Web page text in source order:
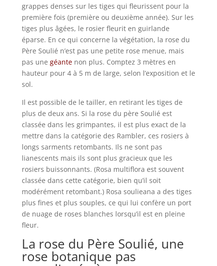
grappes denses sur les tiges qui fleurissent pour la
première fois (première ou deuxième année). Sur les
tiges plus âgées, le rosier fleurit en guirlande
éparse. En ce qui concerne la végétation, la rose du
Père Soulié n’est pas une petite rose menue, mais
pas une géantenon plus. Comptez 3 mètres en
hauteur pour 4 à 5 m de large, selon l’exposition et le
sol.
Il est possible de le tailler, en retirant les tiges de
plus de deux ans. Si la rose du père Soulié est
classée dans les grimpantes, il est plus exact de la
mettre dans la catégorie des Rambler, ces rosiers à
longs sarments retombants. Ils ne sont pas
lianescents mais ils sont plus gracieux que les
rosiers buissonnants. (Rosa multiflora est souvent
classée dans cette catégorie, bien qu’il soit
modérément retombant.) Rosa soulieana a des tiges
plus fines et plus souples, ce qui lui confère un port
de nuage de roses blanches lorsqu’il est en pleine
fleur.
La rose du Père Soulié, une
rose botanique pas